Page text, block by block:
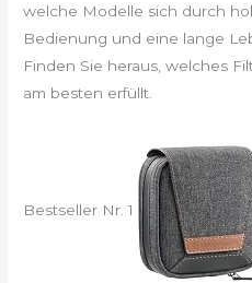
welche Modelle sich durch
Bedienung und eine lange
Finden Sie heraus, welches
am besten erfüllt.
Bestseller Nr. 1